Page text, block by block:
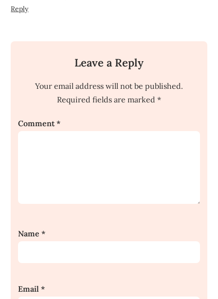
Reply
Leave a Reply
Your email address will not be published.
Required fields are marked *
Comment*
Name*
Email*